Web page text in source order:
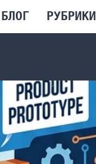
БЛОГ РУБРИКИ